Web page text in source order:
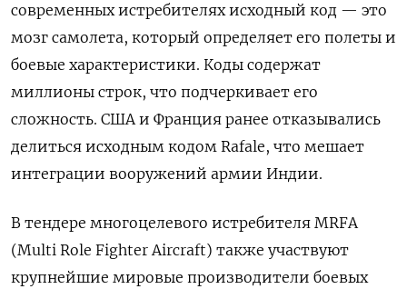
современных истребителях исходный код — это
мозг самолета, который определяет его полеты и
боевые характеристики. Коды содержат
миллионы строк, что подчеркивает его
сложность. США и Франция ранее отказывались
делиться исходным кодом Rafale, что мешает
интеграции вооружений армии Индии.
В тендере многоцелевого истребителя MRFA
(Multi Role Fighter Aircraft) также участвуют
крупнейшие мировые производители боевых